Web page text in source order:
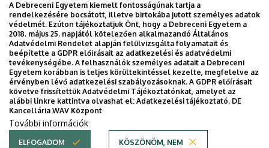
Adatvédelem
Adatvédelem
A Debreceni Egyetem kiemelt fontosságúnak tartja a
rendelkezésére bocsátott, illetve birtokába jutott személyes adatok
védelmét. Ezúton tájékoztatjuk Önt, hogy a Debreceni Egyetem a
2018. május 25. napjától kötelezően alkalmazandó Általános
Adatvédelmi Rendelet alapján felülvizsgálta folyamatait és
beépítette a GDPR előírásait az adatkezelési és adatvédelmi
tevékenységébe. A felhasználók személyes adatait a Debreceni
Egyetem korábban is teljes körültekintéssel kezelte, megfelelve az
érvényben lévő adatkezelési szabályozásoknak. A GDPR előírásait
követve frissítettük Adatvédelmi Tájékoztatónkat, amelyet az
alábbi linkre kattintva olvashat el: Adatkezelési tájékoztató. DE
Kancellária WAV Központ
További információk
ELFOGADOM KÖSZÖNÖM, NEM